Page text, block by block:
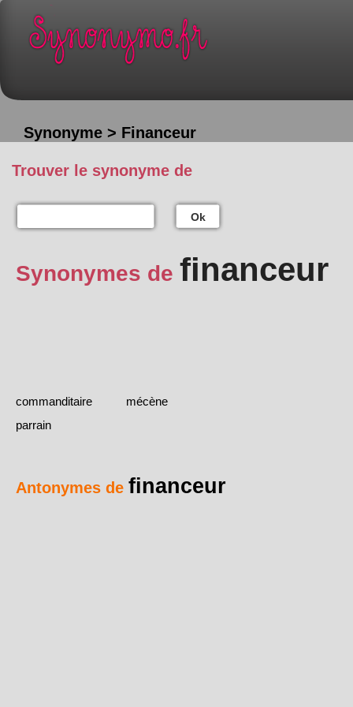
Synonyme > Financeur
Trouver le synonyme de
Ok
Synonymes de financeur
commanditaire
mécène
parrain
Antonymes de financeur